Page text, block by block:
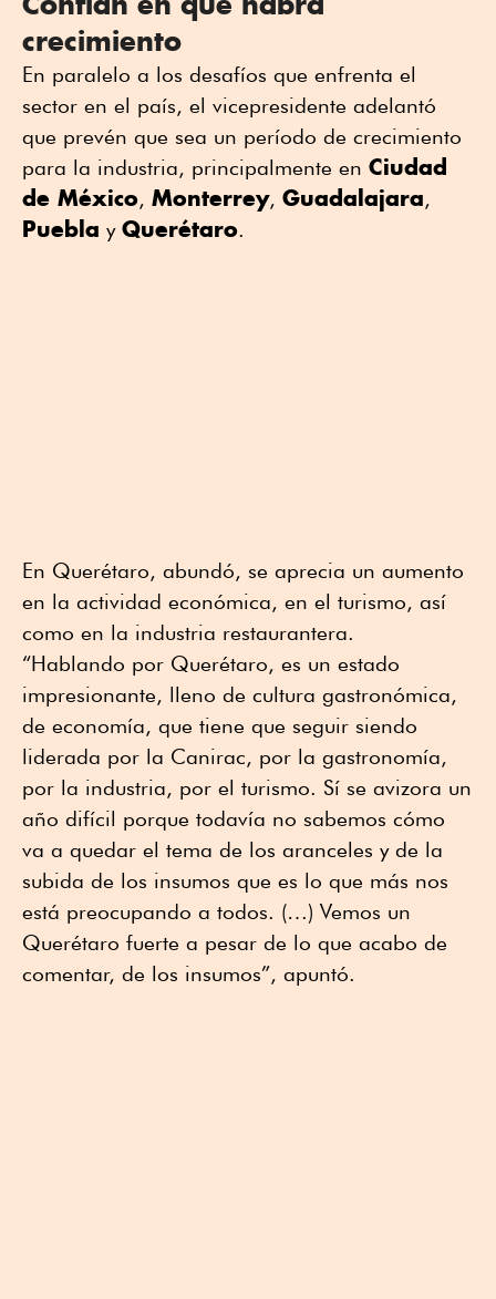
crecimiento
En paralelo a los desafíos que enfrenta el
sector en el país, el vicepresidente adelantó
que prevén que sea un período de crecimiento
para la industria, principalmente en Ciudad
de México, Monterrey, Guadalajara,
Puebla y Querétaro.
En Querétaro, abundó, se aprecia un aumento
en la actividad económica, en el turismo, así
como en la industria restaurantera.
“Hablando por Querétaro, es un estado
impresionante, lleno de cultura gastronómica,
de economía, que tiene que seguir siendo
liderada por la Canirac, por la gastronomía,
por la industria, por el turismo. Sí se avizora un
año difícil porque todavía no sabemos cómo
va a quedar el tema de los aranceles y de la
subida de los insumos que es lo que más nos
está preocupando a todos. (…) Vemos un
Querétaro fuerte a pesar de lo que acabo de
comentar, de los insumos”, apuntó.